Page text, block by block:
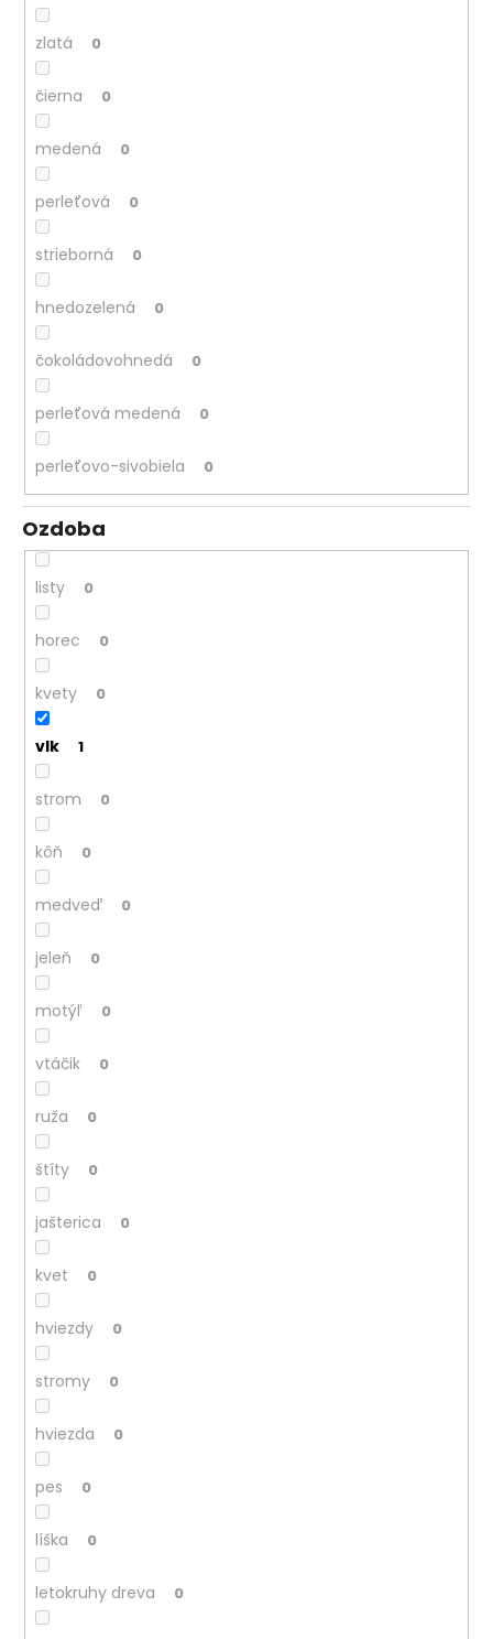
zlatá 0
čierna 0
medená 0
perleťová 0
strieborná 0
hnedozelená 0
čokoládovohnedá 0
perleťová medená 0
perleťovo-sivobiela 0
Ozdoba
listy 0
horec 0
kvety 0
vlk 1
strom 0
kôň 0
medveď 0
jeleň 0
motýľ 0
vtáčik 0
ruža 0
štíty 0
jašterica 0
kvet 0
hviezdy 0
stromy 0
hviezda 0
pes 0
líška 0
letokruhy dreva 0